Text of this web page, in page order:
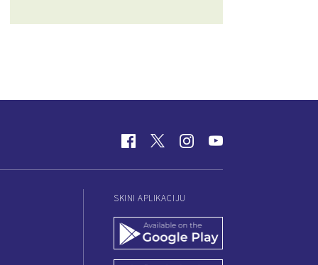
SKINI APLIKACIJU